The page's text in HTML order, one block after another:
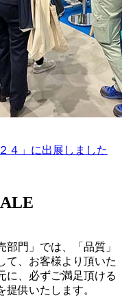
４」に出展しました
門」では、「品質」
て、お客様より頂いた
に、必ずご満足頂ける
供いたします。